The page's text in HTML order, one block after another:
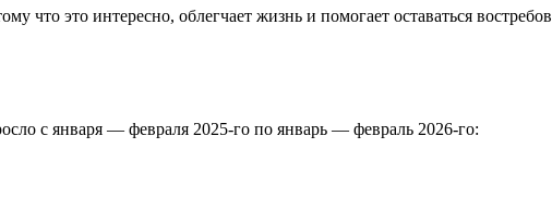
это интересно, облегчает жизнь и помогает оставаться
с января — февраля 2025-го по январь — февраль 2026-го: